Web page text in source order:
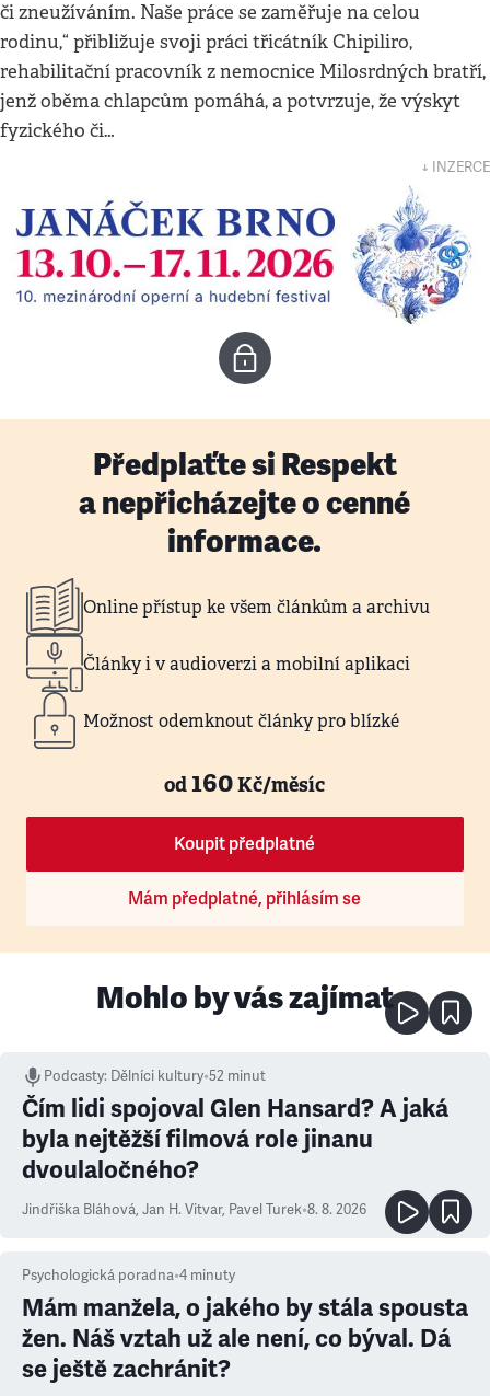
či zneužíváním. Naše práce se zaměřuje na celou
rodinu,“ přibližuje svoji práci třicátník Chipiliro,
rehabilitační pracovník z nemocnice Milosrdných bratří,
jenž oběma chlapcům pomáhá, a potvrzuje, že výskyt
fyzického či…
↓ INZERCE
Předplaťte si Respekt
a nepřicházejte o cenné
informace.
Online přístup ke všem článkům a archivu
Články i v audioverzi a mobilní aplikaci
Možnost odemknout články pro blízké
od160Kč/měsíc
Koupit předplatné
Mám předplatné, přihlásím se
Mohlo by vás zajímat
Podcasty: Dělníci kultury•52 minut
Čím lidi spojoval Glen Hansard? A jaká
byla nejtěžší filmová role jinanu
dvoulaločného?
Jindřiška Bláhová, Jan H. Vitvar, Pavel Turek•8. 8. 2026
Psychologická poradna•4 minuty
Mám manžela, o jakého by stála spousta
žen. Náš vztah už ale není, co býval. Dá
se ještě zachránit?